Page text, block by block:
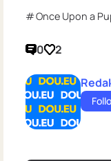
Once Upon a
0 2